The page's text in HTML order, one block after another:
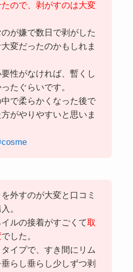
ので、剥がすのは大変
が嫌で数日で剥がした
変だったのかもしれま
性がなければ、暫くし
たぐらいです。
で柔らかくなった後で
がやりやすいと思いま
外すのが大変と口コミ
。
ルの接着がすごくて取
でした。
イプで、すき間にリム
らし垂らし少しずつ剥